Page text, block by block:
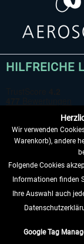
HILFREICHE
VERTRAG
Wir verwenden
Warenkorb), andere
Folgende Cookies
Informationen finden
Ihre Auswahl auch
Google Tag